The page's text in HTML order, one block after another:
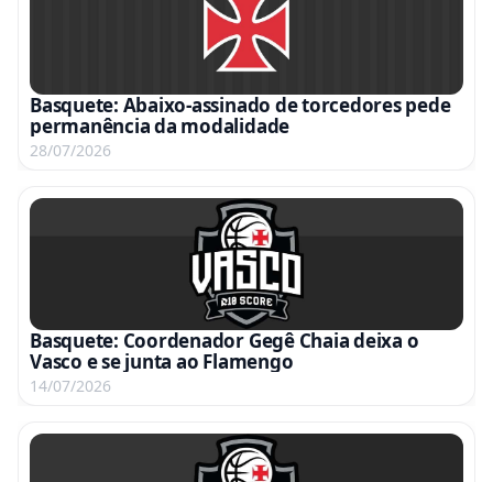
Basquete: Abaixo-assinado de torcedores pede
permanência da modalidade
28/07/2026
Basquete: Coordenador Gegê Chaia deixa o
Vasco e se junta ao Flamengo
14/07/2026